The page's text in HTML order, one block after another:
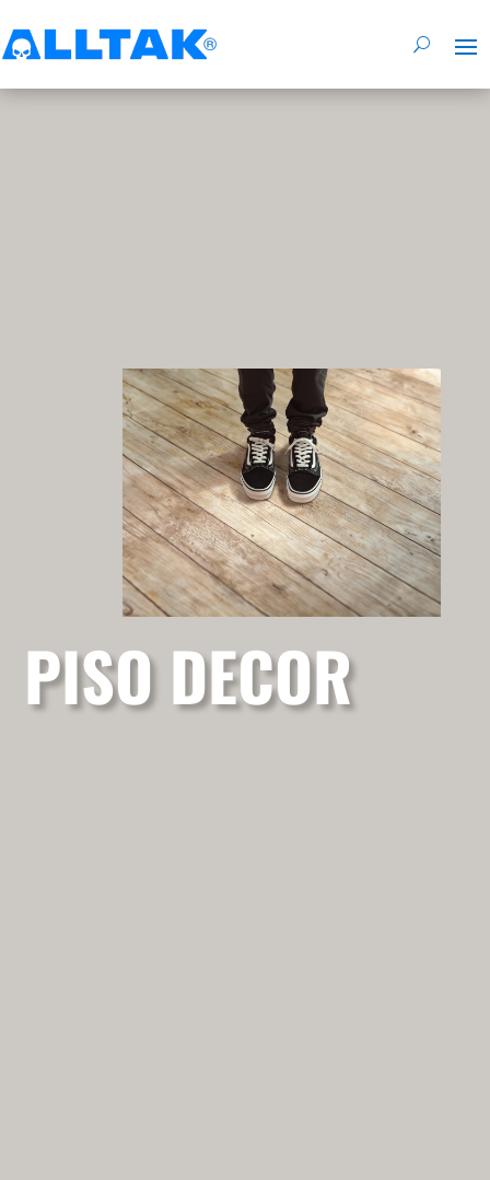
PISO DECOR